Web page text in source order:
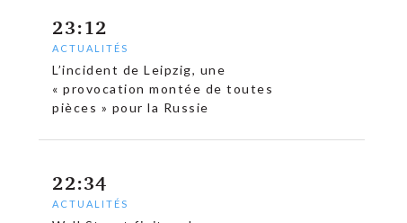
23:12
ACTUALITÉS
L’incident de Leipzig, une
« provocation montée de toutes
pièces » pour la Russie
22:34
ACTUALITÉS